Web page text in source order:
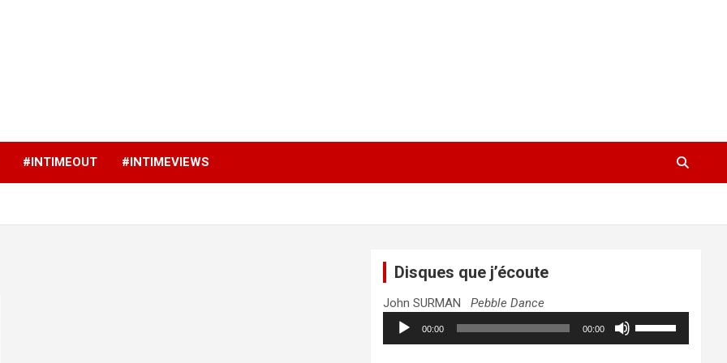
#INTIMEOUT #INTIMEVIEWS
Disques que j’écoute
John SURMANPebble Dance
Lecteur
audio
00:00 00:00